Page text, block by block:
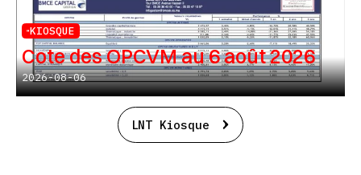
KIOSQUE
Cote des OPCVM au 6 août 2026
2026-08-06
LNT Kiosque